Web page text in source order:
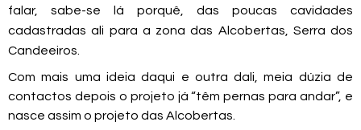
falar, sabe-se lá porquê, das poucas cavidades
cadastradas ali para a zona das Alcobertas, Serra dos
Candeeiros.
Com mais uma ideia daqui e outra dali, meia dúzia de
contactos depois o projeto já “têm pernas para andar”, e
nasce assim o projeto das Alcobertas